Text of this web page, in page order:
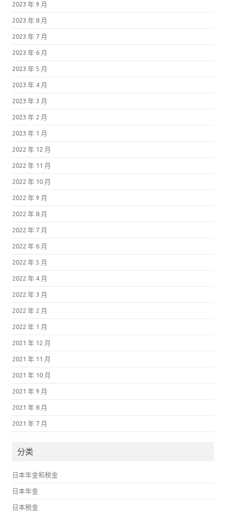
2023 年 9 月
2023 年 8 月
2023 年 7 月
2023 年 6 月
2023 年 5 月
2023 年 4 月
2023 年 3 月
2023 年 2 月
2023 年 1 月
2022 年 12 月
2022 年 11 月
2022 年 10 月
2022 年 9 月
2022 年 8 月
2022 年 7 月
2022 年 6 月
2022 年 5 月
2022 年 4 月
2022 年 3 月
2022 年 2 月
2022 年 1 月
2021 年 12 月
2021 年 11 月
2021 年 10 月
2021 年 9 月
2021 年 8 月
2021 年 7 月
分类
日本年金和税金
日本年金
日本税金